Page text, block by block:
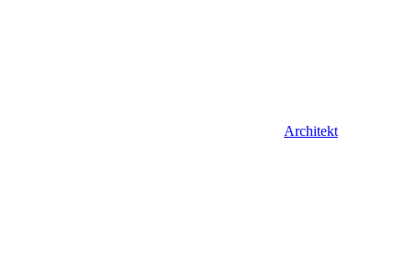
Architekt